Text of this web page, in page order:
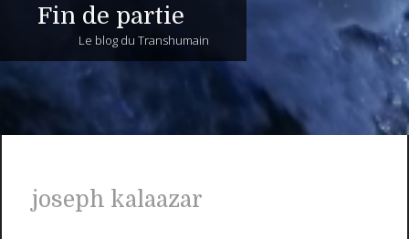
Fin de partie
Le blog du Transhumain
joseph kalaazar